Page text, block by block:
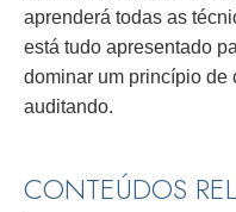
aprenderá todas as
está tudo apresentado
dominar um princípio de
auditando.
CONTEÚDOS